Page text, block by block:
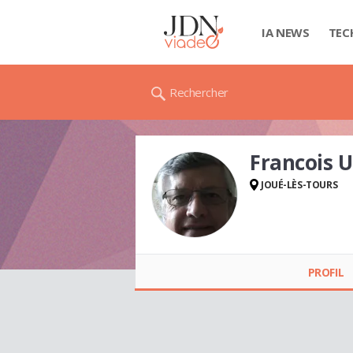
IA NEWS
Rechercher
Francois
JOUÉ-LÈS-TOURS
PROFIL